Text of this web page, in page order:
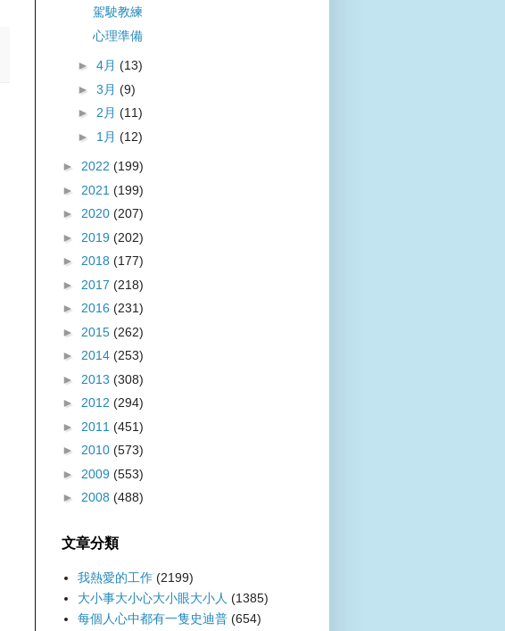
駕駛教練
心理準備
► 4月 (13)
► 3月 (9)
► 2月 (11)
► 1月 (12)
► 2022 (199)
► 2021 (199)
► 2020 (207)
► 2019 (202)
► 2018 (177)
► 2017 (218)
► 2016 (231)
► 2015 (262)
► 2014 (253)
► 2013 (308)
► 2012 (294)
► 2011 (451)
► 2010 (573)
► 2009 (553)
► 2008 (488)
文章分類
我熱愛的工作 (2199)
大小事大小心大小眼大小人 (1385)
每個人心中都有一隻史迪普 (654)